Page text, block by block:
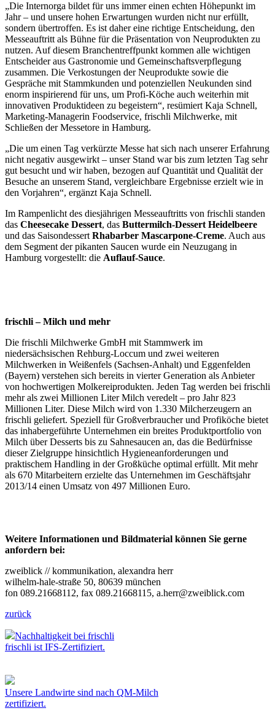
„Die Internorga bildet für uns immer einen echten Höhepunkt im
Jahr – und unsere hohen Erwartungen wurden nicht nur erfüllt,
sondern übertroffen. Es ist daher eine richtige Entscheidung, den
Messeauftritt als Bühne für die Präsentation von Neuprodukten zu
nutzen. Auf diesem Branchentreffpunkt kommen alle wichtigen
Entscheider aus Gastronomie und Gemeinschaftsverpflegung
zusammen. Die Verkostungen der Neuprodukte sowie die
Gespräche mit Stammkunden und potenziellen Neukunden sind
enorm inspirierend für uns, um Profi-Köche auch weiterhin mit
innovativen Produktideen zu begeistern“, resümiert Kaja Schnell,
Marketing-Managerin Foodservice, frischli Milchwerke, mit
Schließen der Messetore in Hamburg.
„Die um einen Tag verkürzte Messe hat sich nach unserer Erfahrung
nicht negativ ausgewirkt – unser Stand war bis zum letzten Tag sehr
gut besucht und wir haben, bezogen auf Quantität und Qualität der
Besuche an unserem Stand, vergleichbare Ergebnisse erzielt wie in
den Vorjahren“, ergänzt Kaja Schnell.
Im Rampenlicht des diesjährigen Messeauftritts von frischli standen
das Cheesecake Dessert, das Buttermilch-Dessert Heidelbeere
und das SaisondessertRhabarber Mascarpone-Creme. Auch aus
dem Segment der pikanten Saucen wurde ein Neuzugang in
Hamburg vorgestellt: die Auflauf-Sauce.
frischli – Milch und mehr
Die frischli Milchwerke GmbH mit Stammwerk im
niedersächsischen Rehburg-Loccum und zwei weiteren
Milchwerken in Weißenfels (Sachsen-Anhalt) und Eggenfelden
(Bayern) verstehen sich bereits in vierter Generation als Anbieter
von hochwertigen Molkereiprodukten. Jeden Tag werden bei frischli
mehr als zwei Millionen Liter Milch veredelt – pro Jahr 823
Millionen Liter. Diese Milch wird von 1.330 Milcherzeugern an
frischli geliefert. Speziell für Großverbraucher und Profiköche bietet
das inhabergeführte Unternehmen ein breites Produktportfolio von
Milch über Desserts bis zu Sahnesaucen an, das die Bedürfnisse
dieser Zielgruppe hinsichtlich Hygieneanforderungen und
praktischem Handling in der Großküche optimal erfüllt. Mit mehr
als 670 Mitarbeitern erzielte das Unternehmen im Geschäftsjahr
2013/14 einen Umsatz von 497 Millionen Euro.
Weitere Informationen und Bildmaterial können Sie gerne
anfordern bei:
zweiblick // kommunikation, alexandra herr
wilhelm-hale-straße 50, 80639 münchen
fon 089.21668112, fax 089.21668115, a.herr@zweiblick.com
zurück
Nachhaltigkeit bei frischli
frischli ist IFS-Zertifiziert.
Unsere Landwirte sind nach QM-Milch
zertifiziert.